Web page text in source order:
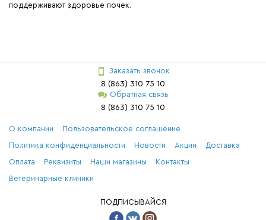
поддерживают здоровье почек.
Заказать звонок
8 (863) 310 75 10
Обратная связь
8 (863) 310 75 10
О компании Пользовательское соглашение
Политика конфиденциальности Новости Акции Доставка
Оплата Реквизиты Наши магазины Контакты
Ветеринарные клиники
ПОДПИСЫВАЙСЯ